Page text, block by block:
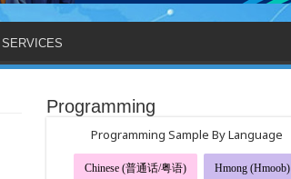
Programming
Programming Sample By Language
Chinese (普通话/粤语) Hmong (Hmoob)